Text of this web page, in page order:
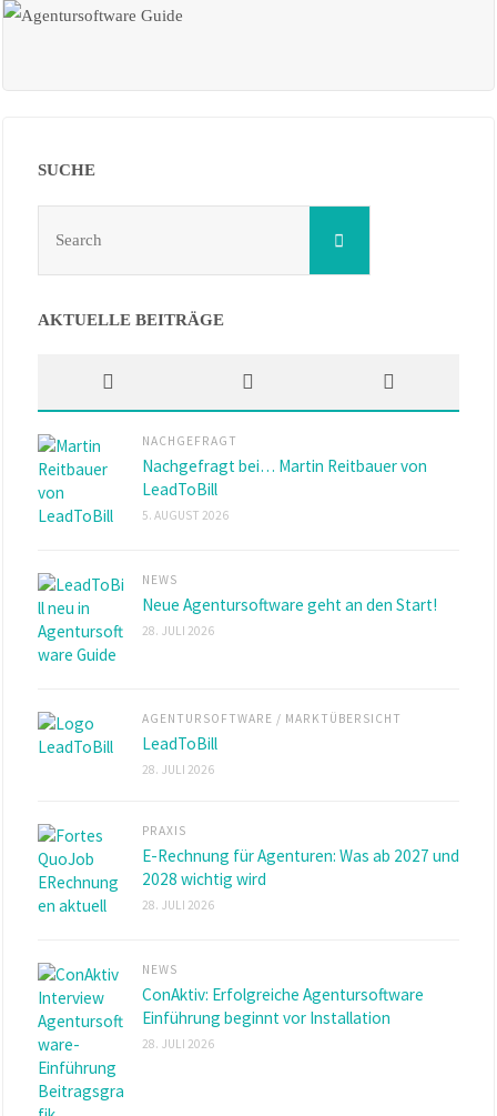
SUCHE
Search
AKTUELLE BEITRÄGE
NACHGEFRAGT
Nachgefragt bei… Martin Reitbauer von
LeadToBill
5. AUGUST 2026
NEWS
Neue Agentursoftware geht an den Start!
28. JULI 2026
AGENTURSOFTWARE / MARKTÜBERSICHT
LeadToBill
28. JULI 2026
PRAXIS
E-Rechnung für Agenturen: Was ab 2027 und
2028 wichtig wird
28. JULI 2026
NEWS
ConAktiv: Erfolgreiche Agentursoftware
Einführung beginnt vor Installation
28. JULI 2026